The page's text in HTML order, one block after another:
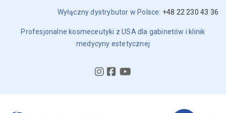
Wyłączny dystrybutor w Polsce: +48 22 230 43 36
Profesjonalne kosmeceutyki z USA dla gabinetów i klinik
medycyny estetycznej